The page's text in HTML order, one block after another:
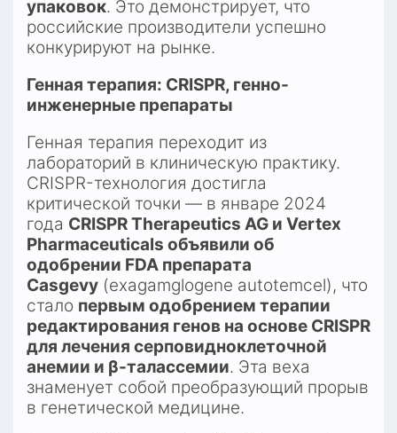
упаковок. Это демонстрирует, что
российские производители успешно
конкурируют на рынке.​
Генная терапия: CRISPR, генно-
инженерные препараты
Генная терапия переходит из
лабораторий в клиническую практику.
CRISPR-технология достигла
критической точки — в январе 2024
года CRISPR Therapeutics AG и Vertex
Pharmaceuticals объявили об
одобрении FDA препарата
Casgevy (exagamglogene autotemcel), что
стало первым одобрением терапии
редактирования генов на основе CRISPR
для лечения серповидноклеточной
анемии и β-талассемии. Эта веха
знаменует собой преобразующий прорыв
в генетической медицине.​